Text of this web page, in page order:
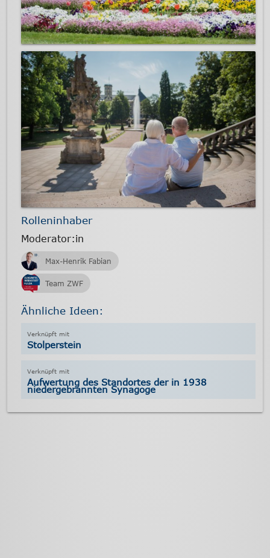
Rolleninhaber
Moderator:in
Max-Henrik Fabian
Team ZWF
Ähnliche Ideen:
Stolperstein
Aufwertung des Standortes der in 1938
niedergebrannten Synagoge